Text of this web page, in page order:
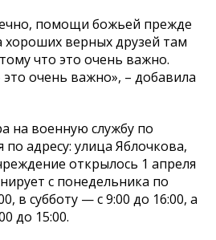
помощи божьей прежде
хороших верных друзей там
что это очень важно.
очень важно», – добавила
на военную службу по
по адресу: улица Яблочкова,
открылось 1 апреля
с понедельника по
в субботу — с 9:00 до 16:00, а
до 15:00.